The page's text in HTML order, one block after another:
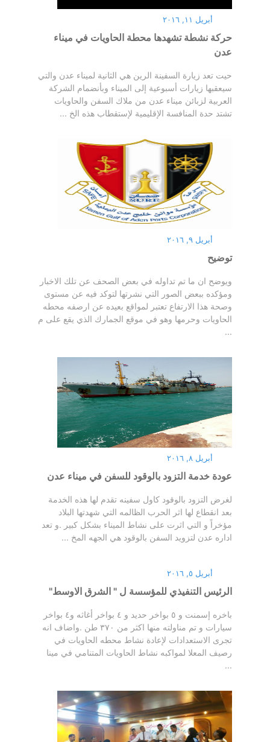
أبريل ١١, ٢٠١٦
حركة نشطة تشهدها محطة الحاويات في ميناء
عدن
حيت تعد زيارة السفينة الرين هي الثانية لميناء عدن والتي
سيعقبها زيارات أسبوعية إلى الميناء وبأنضمام الشركة
العربية لزبائن ميناء عدن من ملاك السفن والحاويات
تشتد حدة المنافسة الإقليمية لإستقطاب هذه الخ ...
أبريل ٩, ٢٠١٦
توضيح
ويوضح ان ما تم تداوله في بعض الصحف عن تلك الاخبار
ومؤكده ببعض الصور التي نشرتها لتوكد فيه عن مستوی
وصحة هذا الارتفاع تعتبر لمواقع بعيده عن ارصفه محطه
الحاويات وحرمها وهو في موقع الجمارك الذي يقع علی م
...
أبريل ٨, ٢٠١٦
عودة خدمة التزود بالوقود للسفن في ميناء عدن
لغرض التزود بالوقود كاول سفينه تقدم لها هذه الخدمة
بعد انقطاع لها اثر الحرب الظالمه التي شهدتها البلاد
مؤخراً و التي اثرت على نشاط الميناء بشكل كبير .و تعد
اداره عدن لتزويد السفن بالوقود هي الجهه المخ ...
أبريل ٥, ٢٠١٦
الرئيس التنفيذي للمؤسسة ل " الشرق الاوسط"
باخره إسمنت و ٥ بواخر حديد و ٤ بواخر أغاثه و٤ بواخر
سيارات و تم مناولته منها اكثر من ٣٧٠ طن .واضاف انه
تجرى الاستعدادات لإعادة نشاط محطه الحاويات في
رصيف المعلا لمواكبه نشاط الحاويات المتنامي في مينا
...